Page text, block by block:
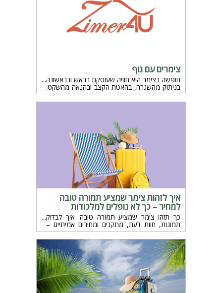
צימרים עם נוף
חופשה בצימר היא חוויה שעוסקת בראש ובראשונה
בניתוק מהשגרה, בהאטת הקצב ובהנאה מהשקט.
אבל מעבר למיטה נוחה או בריכה מחוממת, יש
אלמנט אחד שיכול להפוך חופשה טובה למושלמת
תחושת רוגע פנימי ומחזקת את תחושת הבריחה
מהעולם היומיומי.
איך לזהות צימר שמציע תמורה טובה
למחיר – כך לא נופלים למלכודות
כך תזהו צימר שמציע תמורה טובה: איך לבדוק
תמונות, חוות דעת, מתקנים ומחירים אמיתיים –
ותיהנו מחופשה בלי אכזבות והפתעות.